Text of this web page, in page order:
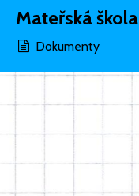
Mateřská škola
Dokumenty